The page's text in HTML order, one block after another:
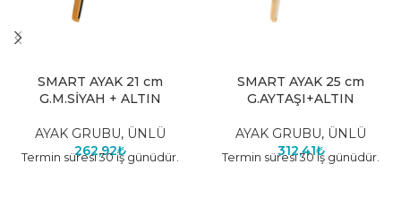
SMART AYAK 21 cm
G.M.SİYAH + ALTIN
AYAK GRUBU, ÜNLÜ
262,92₺
Termin süresi 30 iş günüdür.
SMART AYAK 25 cm
G.AYTAŞI+ALTIN
AYAK GRUBU, ÜNLÜ
312,41₺
Termin süresi 30 iş günüdür.